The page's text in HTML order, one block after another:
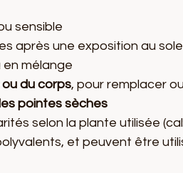
sensible
après une exposition au
en mélange
du corps, pour remplacer
pointes sèches
selon la plante utilisée
et peuvent être